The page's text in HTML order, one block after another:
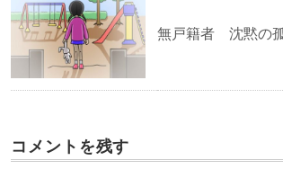
無戸籍者 沈黙の
コメントを残す